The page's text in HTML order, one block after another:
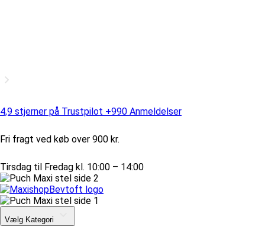
4,9 stjerner på Trustpilot +990 Anmeldelser
Fri fragt ved køb over 900 kr.
Tirsdag til Fredag kl. 10:00 – 14:00
Vælg Kategori